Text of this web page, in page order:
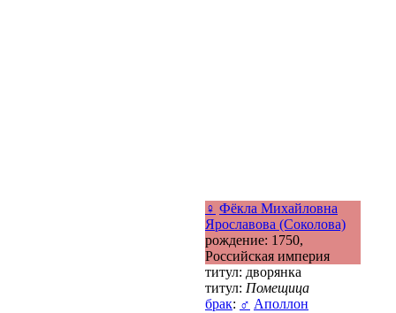
♀ Фёкла Михайловна
Ярославова (Соколова)
рождение: 1750,
Российская империя
титул: дворянка
титул: Помещица
брак: ♂ Аполлон